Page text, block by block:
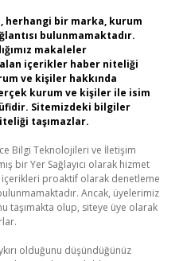
herhangi bir marka, kurum
bulunmamaktadır.
makaleler
içerikler haber niteliği
ve kişiler hakkında
kurum ve kişiler ile isim
Sitemizdeki bilgiler
taşımazlar.
Bilgi Teknolojileri ve İletişim
bir Yer Sağlayıcı olarak hizmet
proaktif olarak denetleme
Ancak, üyelerimiz
taşımakta olup, siteye üye olarak
olduğunu düşündüğünüz